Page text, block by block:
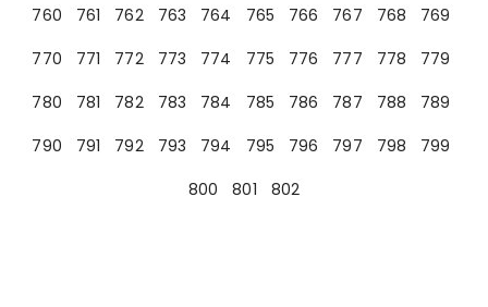
760
761 762 763 764 765 766 767 768
769
770
771 772 773 774 775 776 777 778
779
780
781 782 783 784 785 786 787 788
789
790
791 792 793 794 795 796 797 798
799
800
801 802